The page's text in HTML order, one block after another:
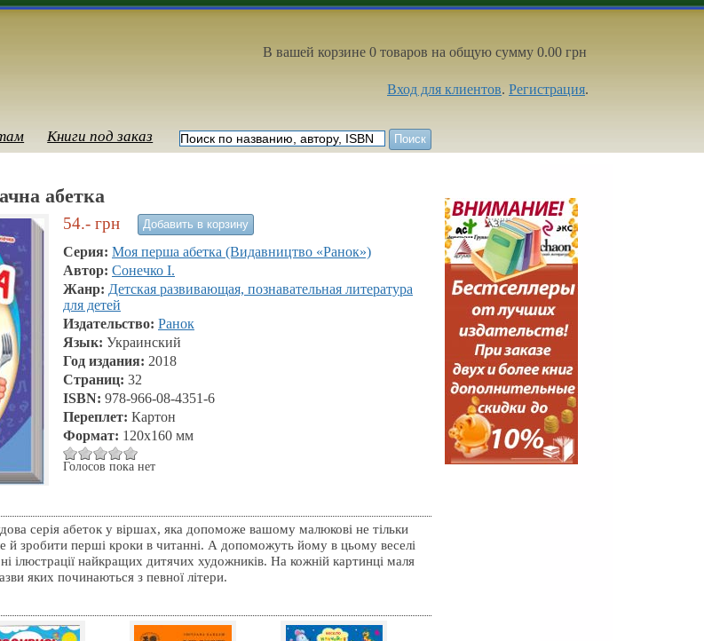
Вход для клиентов. Регистрация.
В вашей корзине 0 товаров на общую сумму 0.00 грн
Книги под заказ
абетка
54.- грн
Серия: Моя перша абетка (Видавництво «Ранок»)
Автор: Сонечко I.
Жанр: Детская развивающая, познавательная литература
для детей
Издательство: Ранок
Язык: Украинский
Год издания: 2018
Страниц: 32
ISBN: 978-966-08-4351-6
Переплет: Картон
Формат: 120х160 мм
Голосов пока нет
серія абеток у віршах, яка допоможе вашому малюкові не тільки
й зробити перші кроки в читанні. А допоможуть йому в цьому веселі
ілюстрації найкращих дитячих художників. На кожній картинці маля
яких починаються з певної літери.